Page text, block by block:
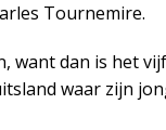
Tournemire.
want dan is het
waar zijn